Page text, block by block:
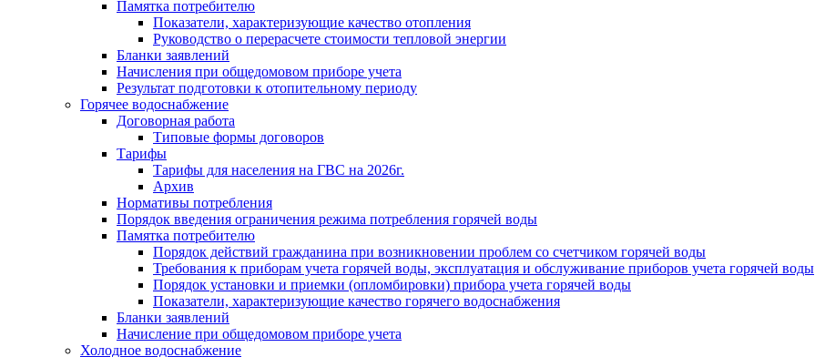
Памятка потребителю
Показатели, характеризующие качество отопления
Руководство о перерасчете стоимости тепловой энергии
Бланки заявлений
Начисления при общедомовом приборе учета
Результат подготовки к отопительному периоду
Горячее водоснабжение
Договорная работа
Типовые формы договоров
Тарифы
Тарифы для населения на ГВС на 2026г.
Архив
Нормативы потребления
Порядок введения ограничения режима потребления горячей воды
Памятка потребителю
Порядок действий гражданина при возникновении проблем со счетчиком горячей воды
Требования к приборам учета горячей воды, эксплуатация и обслуживание приборов учета горячей воды
Порядок установки и приемки (опломбировки) прибора учета горячей воды
Показатели, характеризующие качество горячего водоснабжения
Бланки заявлений
Начисление при общедомовом приборе учета
Холодное водоснабжение